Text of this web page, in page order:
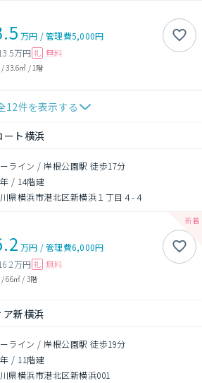
万円 /管理費5,000円
万円 礼 無料
/33.6㎡ / 1階
12件を表示する
ート横浜
ライン / 岸根公園駅 徒歩17分
/ 14階建
県横浜市港北区新横浜１丁目４-４
万円 /管理費6,000円
万円 礼 無料
/66㎡ / 3階
ア新横浜
ライン / 岸根公園駅 徒歩19分
/ 11階建
県横浜市港北区新横浜001